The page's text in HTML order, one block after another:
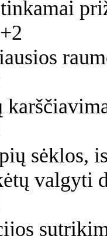
+2
sėklos,
valgyti